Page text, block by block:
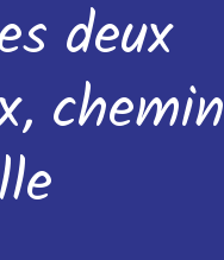
deux
chemin